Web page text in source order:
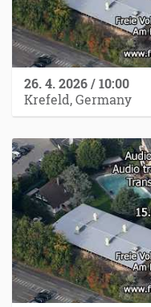
26. 4. 2026 / 10:00
Krefeld, Germany